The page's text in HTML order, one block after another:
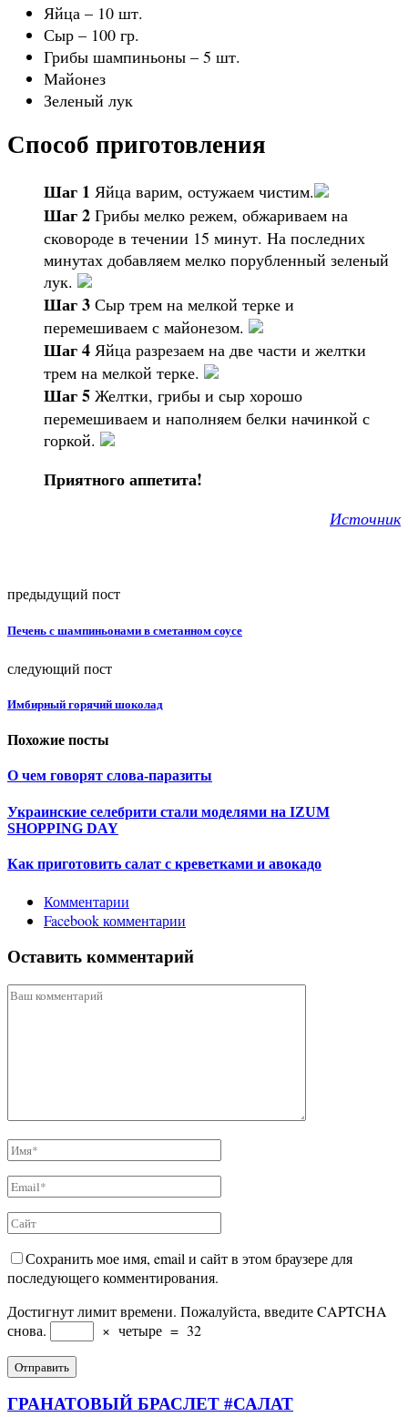
Яйца – 10 шт.
Сыр – 100 гр.
Грибы шампиньоны – 5 шт.
Майонез
Зеленый лук
Способ приготовления
Шаг 1 Яйца варим, остужаем чистим.
Шаг 2 Грибы мелко режем, обжариваем на
сковороде в течении 15 минут. На последних
минутах добавляем мелко порубленный зеленый
лук.
Шаг 3 Сыр трем на мелкой терке и
перемешиваем с майонезом.
Шаг 4 Яйца разрезаем на две части и желтки
трем на мелкой терке.
Шаг 5 Желтки, грибы и сыр хорошо
перемешиваем и наполняем белки начинкой с
горкой.
Приятного аппетита!
Источник
предыдущий пост
Печень с шампиньонами в сметанном соусе
следующий пост
Имбирный горячий шоколад
Похожие посты
О чем говорят слова-паразиты
Украинские селебрити стали моделями на IZUM
SHOPPING DAY
Как приготовить салат с креветками и авокадо
Комментарии
Facebook комментарии
Оставить комментарий
Сохранить мое имя, email и сайт в этом браузере для
последующего комментирования.
Достигнут лимит времени. Пожалуйста, введите CAPTCHA
снова.
× четыре = 32
ГРАНАТОВЫЙ БРАСЛЕТ #САЛАТ